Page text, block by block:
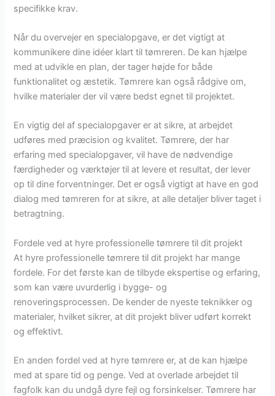
specifikke krav.
Når du overvejer en specialopgave, er det vigtigt at
kommunikere dine idéer klart til tømreren. De kan hjælpe
med at udvikle en plan, der tager højde for både
funktionalitet og æstetik. Tømrere kan også rådgive om,
hvilke materialer der vil være bedst egnet til projektet.
En vigtig del af specialopgaver er at sikre, at arbejdet
udføres med præcision og kvalitet. Tømrere, der har
erfaring med specialopgaver, vil have de nødvendige
færdigheder og værktøjer til at levere et resultat, der lever
op til dine forventninger. Det er også vigtigt at have en god
dialog med tømreren for at sikre, at alle detaljer bliver taget i
betragtning.
Fordele ved at hyre professionelle tømrere til dit projekt
At hyre professionelle tømrere til dit projekt har mange
fordele. For det første kan de tilbyde ekspertise og erfaring,
som kan være uvurderlig i bygge- og
renoveringsprocessen. De kender de nyeste teknikker og
materialer, hvilket sikrer, at dit projekt bliver udført korrekt
og effektivt.
En anden fordel ved at hyre tømrere er, at de kan hjælpe
med at spare tid og penge. Ved at overlade arbejdet til
fagfolk kan du undgå dyre fejl og forsinkelser. Tømrere har